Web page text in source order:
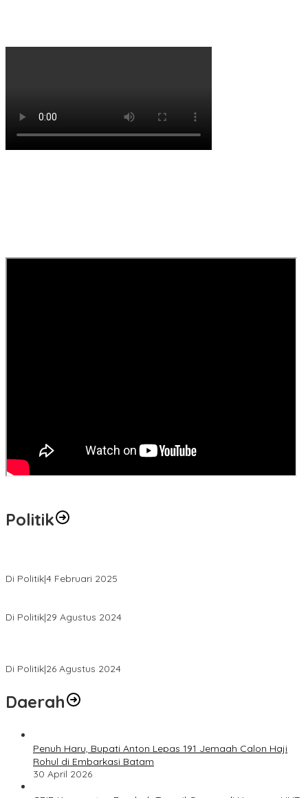
Politik
Di Politik|4 Februari 2025
Di Politik|29 Agustus 2024
Di Politik|26 Agustus 2024
Daerah
Penuh Haru, Bupati Anton Lepas 191 Jemaah Calon Haji
Rohul di Embarkasi Batam
30 April 2026